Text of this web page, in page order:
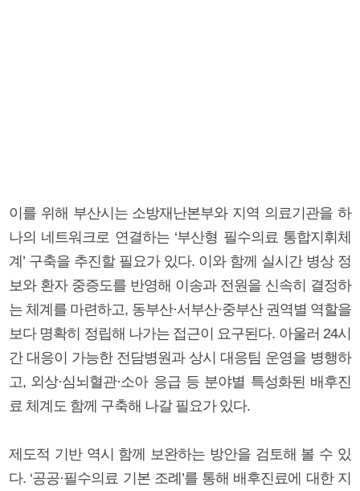
이를 위해 부산시는 소방재난본부와 지역 의료기관을 하
나의 네트워크로 연결하는 ‘부산형 필수의료 통합지휘체
계’ 구축을 추진할 필요가 있다. 이와 함께 실시간 병상 정
보와 환자 중증도를 반영해 이송과 전원을 신속히 결정하
는 체계를 마련하고, 동부산·서부산·중부산 권역별 역할을
보다 명확히 정립해 나가는 접근이 요구된다. 아울러 24시
간 대응이 가능한 전담병원과 상시 대응팀 운영을 병행하
고, 외상·심뇌혈관·소아 응급 등 분야별 특성화된 배후진
료 체계도 함께 구축해 나갈 필요가 있다.
제도적 기반 역시 함께 보완하는 방안을 검토해 볼 수 있
다. ‘공공·필수의료 기본 조례’를 통해 배후진료에 대한 지